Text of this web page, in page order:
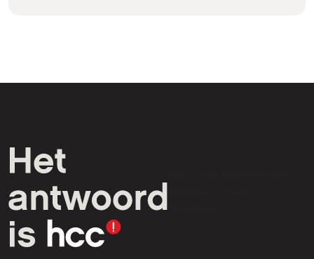
liefhebbers.